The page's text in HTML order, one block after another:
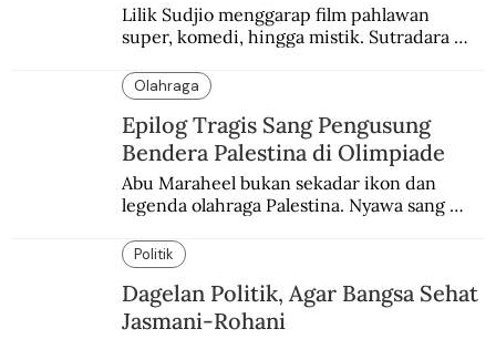
Lilik Sudjio menggarap film pahlawan
super, komedi, hingga mistik. Sutradara
Olahraga
Epilog Tragis Sang Pengusung
Bendera Palestina di Olimpiade
Abu Maraheel bukan sekadar ikon dan
legenda olahraga Palestina. Nyawa sang
memblokade Rafah.
Politik
Dagelan Politik, Agar Bangsa Sehat
Jasmani-Rohani